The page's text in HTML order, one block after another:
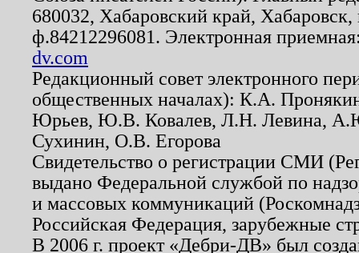
680032, Хабаровский край,
ф.84212296081. Электронная
dv.com
Редакционный совет электронного
общественных началах): К.А.
Юрьев, Ю.В. Ковалев, Л.Н. Левина,
Сухинин, О.В. Егорова
Свидетельство о регистрации СМИ
выдано Федеральной службой по
и массовых коммуникаций
Российская Федерация, зарубежные
В 2006 г. проект «Дебри-ДВ» был